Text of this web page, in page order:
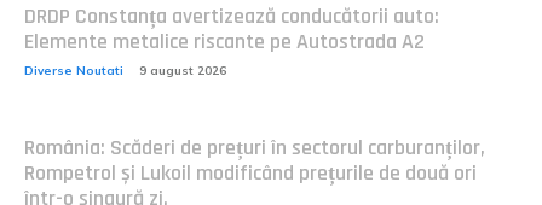
DRDP Constanța avertizează conducătorii auto:
Elemente metalice riscante pe Autostrada A2
Diverse Noutati 9 august 2026
România: Scăderi de prețuri în sectorul carburanților,
Rompetrol și Lukoil modificând prețurile de două ori
într-o singură zi.